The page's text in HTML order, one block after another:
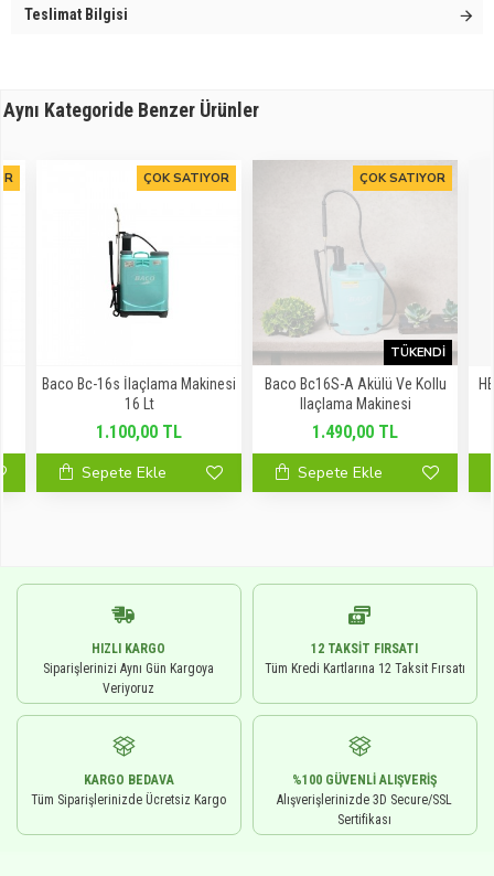
Teslimat Bilgisi
Aynı Kategoride Benzer Ürünler
ÇOK SATIYOR
Baco Bc-16s İlaçlama Makinesi
16 Lt
1.100,00 TL
Sepete Ekle
ÇOK SATIYOR
TÜKENDI
Baco Bc16S-A Akülü Ve Kollu
Ilaçlama Makinesi
1.490,00 TL
Sepete Ekle
HIZLI KARGO
Siparişlerinizi Aynı Gün Kargoya
Veriyoruz
12 TAKSIT FIRSATI
Tüm Kredi Kartlarına 12 Taksit Fırsatı
KARGO BEDAVA
Tüm Siparişlerinizde Ücretsiz Kargo
%100 GÜVENLI ALIŞVERIŞ
Alışverişlerinizde 3D Secure/SSL
Sertifikası